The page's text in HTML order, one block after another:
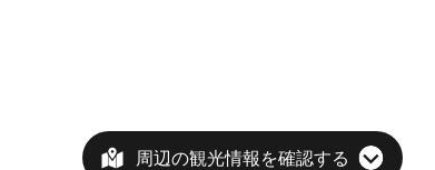
周辺の観光情報を確認する